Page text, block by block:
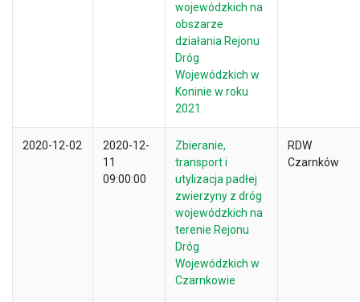
wojewódzkich na
obszarze
działania Rejonu
Dróg
Wojewódzkich w
Koninie w roku
2021.
2020-12-02
2020-12-
11
09:00:00
Zbieranie,
transport i
utylizacja padłej
zwierzyny z dróg
wojewódzkich na
terenie Rejonu
Dróg
Wojewódzkich w
Czarnkowie
RDW
Czarnków